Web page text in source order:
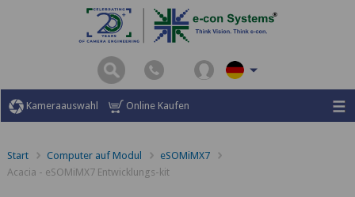
Kameraauswahl Online Kaufen
Start Computer auf Modul
eSOMiMX7
Acacia - eSOMiMX7 Entwicklungs-kit